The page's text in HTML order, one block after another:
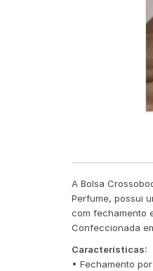
A Bolsa
Perfume, possui
com fechamento
Confeccionada
Características:
• Fechamento